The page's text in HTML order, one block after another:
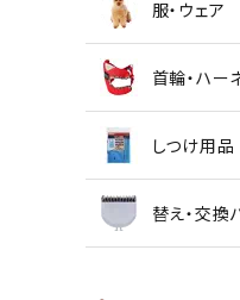
服・ウェア
首輪・ハー
しつけ用品
替え・交換